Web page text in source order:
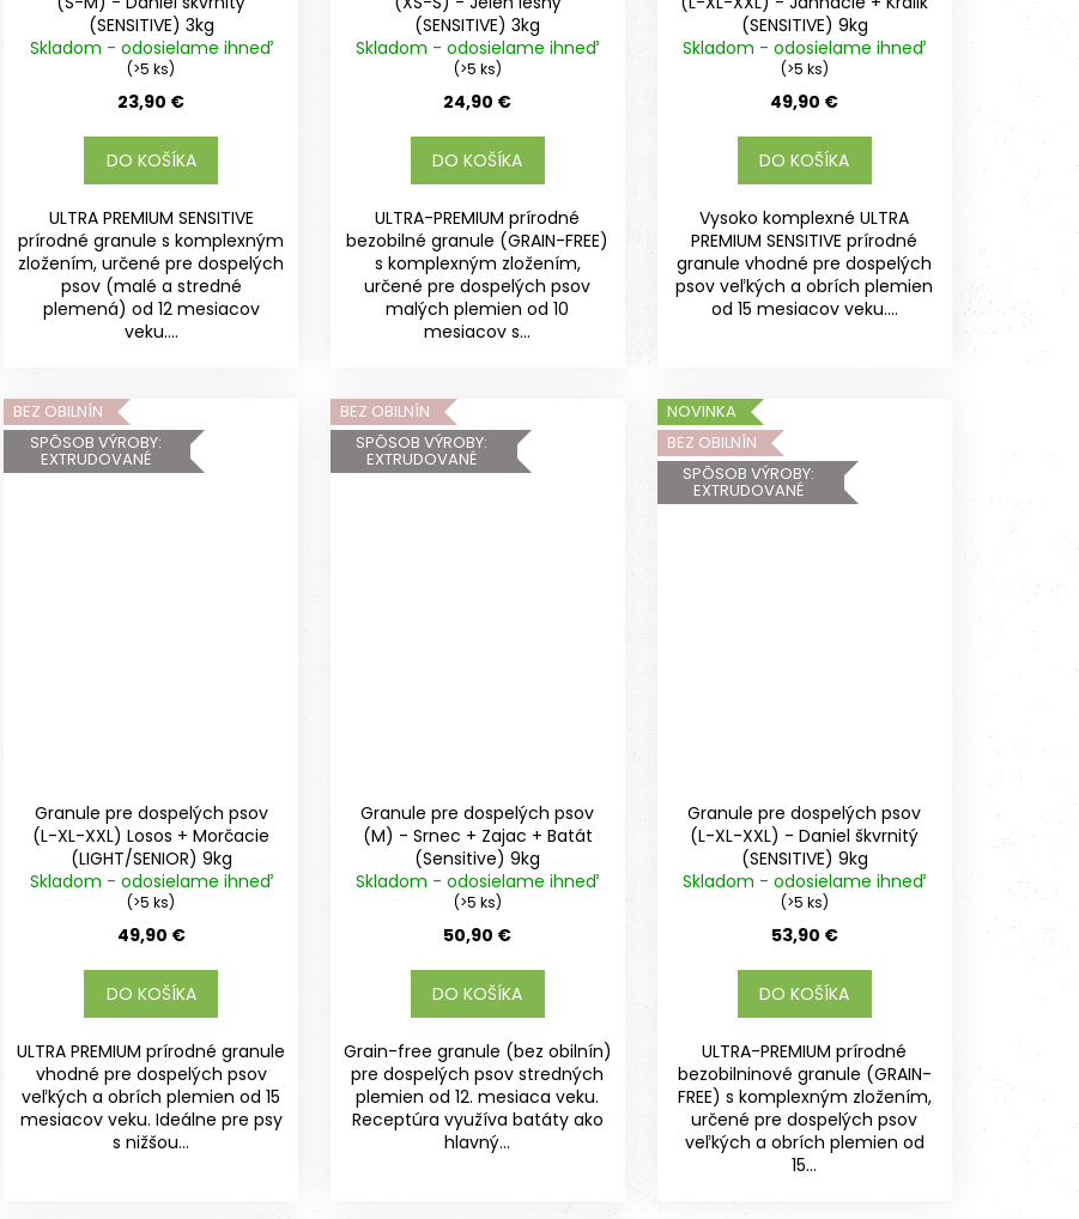
(SENSITIVE) 3kg
Skladom - odosielame ihneď
(>5 ks)
23,90 €
DO KOŠÍKA
ULTRA PREMIUM SENSITIVE
prírodné granule s komplexným
zložením, určené pre dospelých
psov (malé a stredné
plemená) od 12 mesiacov
veku....
(SENSITIVE) 3kg
Skladom - odosielame ihneď
(>5 ks)
24,90 €
DO KOŠÍKA
ULTRA-PREMIUM prírodné
bezobilné granule (GRAIN-FREE)
s komplexným zložením,
určené pre dospelých psov
malých plemien od 10
mesiacov s...
(SENSITIVE) 9kg
Skladom - odosielame ihneď
(>5 ks)
49,90 €
DO KOŠÍKA
Vysoko komplexné ULTRA
PREMIUM SENSITIVE prírodné
granule vhodné pre dospelých
psov veľkých a obrích plemien
od 15 mesiacov veku....
BEZ OBILNÍN
SPÔSOB VÝROBY:
EXTRUDOVANÉ
Granule pre dospelých psov
(L-XL-XXL) Losos + Morčacie
(LIGHT/SENIOR) 9kg
Skladom - odosielame ihneď
(>5 ks)
49,90 €
DO KOŠÍKA
ULTRA PREMIUM prírodné granule
vhodné pre dospelých psov
veľkých a obrích plemien od 15
mesiacov veku. Ideálne pre psy
s nižšou...
BEZ OBILNÍN
SPÔSOB VÝROBY:
EXTRUDOVANÉ
Granule pre dospelých psov
(M) - Srnec + Zajac + Batát
(Sensitive) 9kg
Skladom - odosielame ihneď
(>5 ks)
50,90 €
DO KOŠÍKA
Grain-free granule (bez obilnín)
pre dospelých psov stredných
plemien od 12. mesiaca veku.
Receptúra využíva batáty ako
hlavný...
NOVINKA
BEZ OBILNÍN
SPÔSOB VÝROBY:
EXTRUDOVANÉ
Granule pre dospelých psov
(L-XL-XXL) - Daniel škvrnitý
(SENSITIVE) 9kg
Skladom - odosielame ihneď
(>5 ks)
53,90 €
DO KOŠÍKA
ULTRA-PREMIUM prírodné
bezobilninové granule (GRAIN-
FREE) s komplexným zložením,
určené pre dospelých psov
veľkých a obrích plemien od
15...